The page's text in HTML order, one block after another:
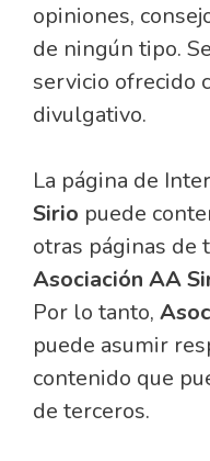
opiniones,
de ningún tipo.
servicio ofrecido
divulgativo.
La página de
Sirio puede
otras páginas de
Asociación AA
Por lo tanto,
puede asumir
contenido que
de terceros.